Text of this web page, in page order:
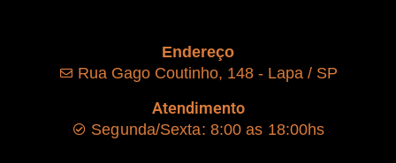
Endereço
Rua Gago Coutinho, 148 - Lapa / SP
Atendimento
Segunda/Sexta: 8:00 as 18:00hs